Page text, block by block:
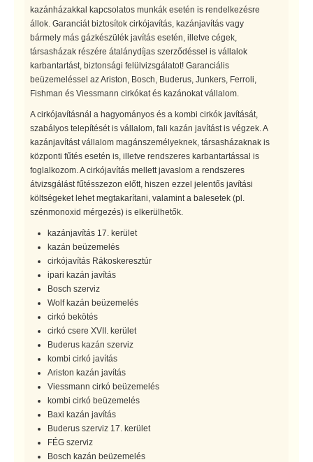
kazánházakkal kapcsolatos munkák esetén is rendelkezésre
állok. Garanciát biztosítok cirkójavítás, kazánjavítás vagy
bármely más gázkészülék javítás esetén, illetve cégek,
társasházak részére átalánydíjas szerződéssel is vállalok
karbantartást, biztonsági felülvizsgálatot! Garanciális
beüzemeléssel az Ariston, Bosch, Buderus, Junkers, Ferroli,
Fishman és Viessmann cirkókat és kazánokat vállalom.
A cirkójavításnál a hagyományos és a kombi cirkók javítását,
szabályos telepítését is vállalom, fali kazán javítást is végzek. A
kazánjavítást vállalom magánszemélyeknek, társasházaknak is
központi fűtés esetén is, illetve rendszeres karbantartással is
foglalkozom. A cirkójavítás mellett javaslom a rendszeres
átvizsgálást fűtésszezon előtt, hiszen ezzel jelentős javítási
költségeket lehet megtakarítani, valamint a balesetek (pl.
szénmonoxid mérgezés) is elkerülhetők.
kazánjavítás 17. kerület
kazán beüzemelés
cirkójavítás Rákoskeresztúr
ipari kazán javítás
Bosch szerviz
Wolf kazán beüzemelés
cirkó bekötés
cirkó csere XVII. kerület
Buderus kazán szerviz
kombi cirkó javítás
Ariston kazán javítás
Viessmann cirkó beüzemelés
kombi cirkó beüzemelés
Baxi kazán javítás
Buderus szerviz 17. kerület
FÉG szerviz
Bosch kazán beüzemelés